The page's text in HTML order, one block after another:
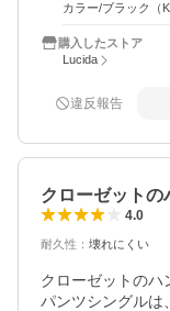
カラー/ブラック（
購入したストア
Lucida
違反報告
クローゼット
4.0
耐久性 ： 壊れにくい
クローゼットのハ
パンツシングルは